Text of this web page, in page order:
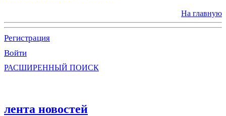
На главную
Регистрация
Войти
РАСШИРЕННЫЙ ПОИСК
лента новостей